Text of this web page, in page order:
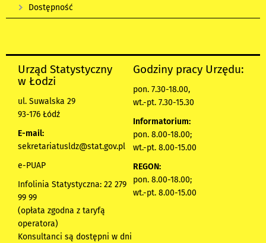
Dostępność
Urząd Statystyczny
w Łodzi
ul. Suwalska 29
93-176 Łódź
E-mail:
sekretariatusldz@stat.gov.pl
e-PUAP
Infolinia Statystyczna: 22 279
99 99
(opłata zgodna z taryfą
operatora)
Konsultanci są dostępni w dni
Godziny pracy Urzędu:
pon. 7.30-18.00,
wt.-pt. 7.30-15.30
Informatorium:
pon. 8.00-18.00;
wt.-pt. 8.00-15.00
REGON:
pon. 8.00-18.00;
wt.-pt. 8.00-15.00